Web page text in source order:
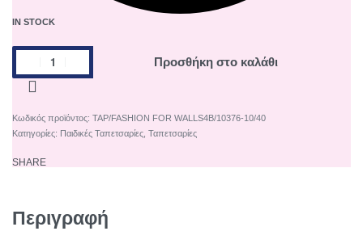
IN STOCK
Προσθήκη στο καλάθι
TAP/FASHION FOR WALLS4B/10376-10/40
Κατηγορίες: Παιδικές Ταπετσαρίες Ταπετσαρίες
SHARE
Περιγραφή